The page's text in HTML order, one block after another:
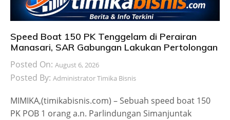
Speed Boat 150 PK Tenggelam di Perairan
Manasari, SAR Gabungan Lakukan Pertolongan
Posted On: August 6, 2026
Posted By: Administrator Timika Bisnis
MIMIKA,(timikabisnis.com) – Sebuah speed boat 150
PK POB 1 orang a.n. Parlindungan Simanjuntak